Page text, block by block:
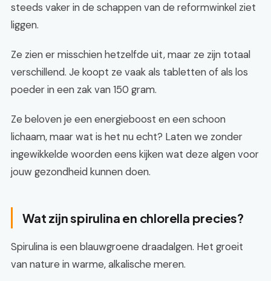
steeds vaker in de schappen van de reformwinkel ziet
liggen.
Ze zien er misschien hetzelfde uit, maar ze zijn totaal
verschillend. Je koopt ze vaak als tabletten of als los
poeder in een zak van 150 gram.
Ze beloven je een energieboost en een schoon
lichaam, maar wat is het nu echt? Laten we zonder
ingewikkelde woorden eens kijken wat deze algen voor
jouw gezondheid kunnen doen.
Wat zijn spirulina en chlorella precies?
Spirulina is een blauwgroene draadalgen. Het groeit
van nature in warme, alkalische meren.